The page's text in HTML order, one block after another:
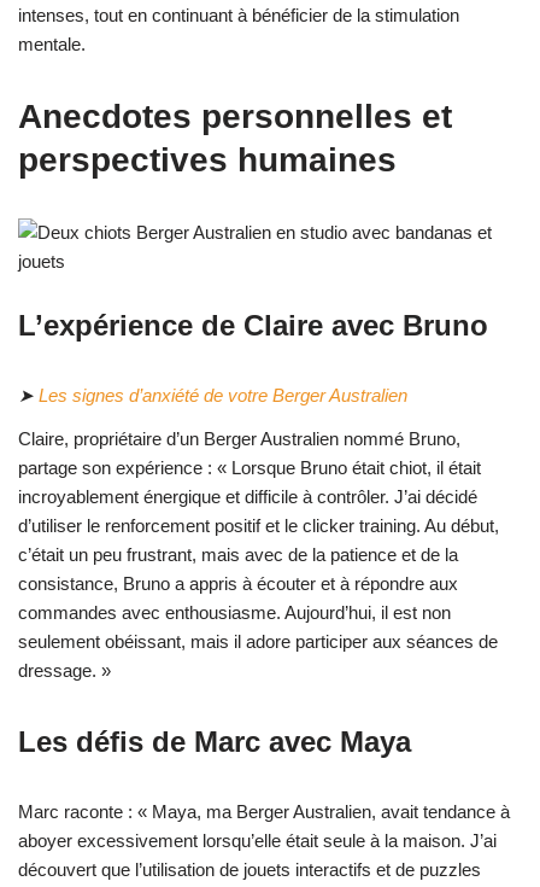
intenses, tout en continuant à bénéficier de la stimulation
mentale.
Anecdotes personnelles et
perspectives humaines
L’expérience de Claire avec Bruno
➤ Les signes d’anxiété de votre Berger Australien
Claire, propriétaire d’un Berger Australien nommé Bruno,
partage son expérience : « Lorsque Bruno était chiot, il était
incroyablement énergique et difficile à contrôler. J’ai décidé
d’utiliser le renforcement positif et le clicker training. Au début,
c’était un peu frustrant, mais avec de la patience et de la
consistance, Bruno a appris à écouter et à répondre aux
commandes avec enthousiasme. Aujourd’hui, il est non
seulement obéissant, mais il adore participer aux séances de
dressage. »
Les défis de Marc avec Maya
Marc raconte : « Maya, ma Berger Australien, avait tendance à
aboyer excessivement lorsqu’elle était seule à la maison. J’ai
découvert que l’utilisation de jouets interactifs et de puzzles